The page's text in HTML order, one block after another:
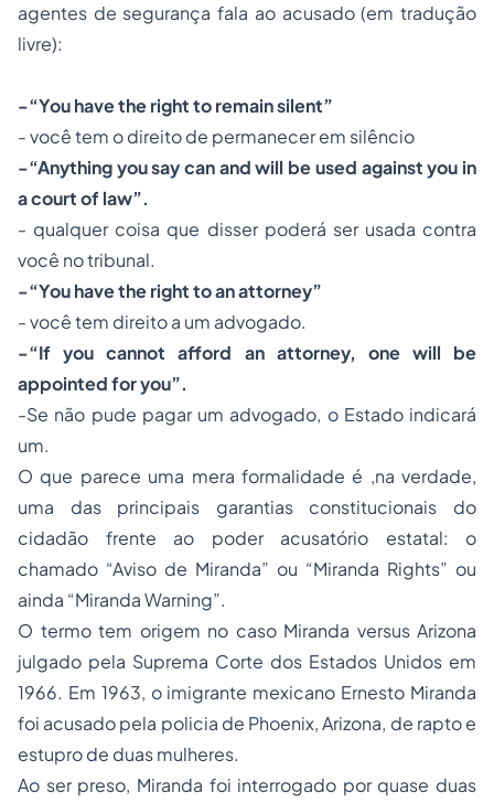
agentes de segurança fala ao acusado (em tradução
livre):
-“You have the right to remain silent”
- você tem o direito de permanecer em silêncio
-“Anything you say can and will be used against you in
a court of law”.
- qualquer coisa que disser poderá ser usada contra
você no tribunal.
-“You have the right to an attorney”
- você tem direito a um advogado.
-“If you cannot afford an attorney, one will be
appointed for you”.
-Se não pude pagar um advogado, o Estado indicará
um.
O que parece uma mera formalidade é ,na verdade,
uma das principais garantias constitucionais do
cidadão frente ao poder acusatório estatal: o
chamado “Aviso de Miranda” ou “Miranda Rights” ou
ainda “Miranda Warning”.
O termo tem origem no caso Miranda versus Arizona
julgado pela Suprema Corte dos Estados Unidos em
1966. Em 1963, o imigrante mexicano Ernesto Miranda
foi acusado pela policia de Phoenix, Arizona, de rapto e
estuprode duas mulheres.
Ao ser preso, Miranda foi interrogado por quase duas